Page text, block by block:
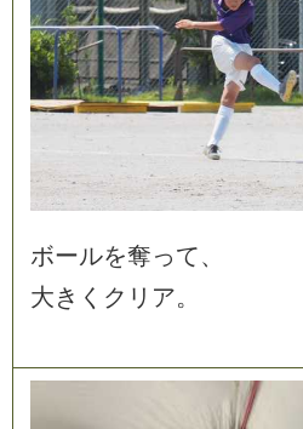
ボールを奪って、
大き く ク リ ア。